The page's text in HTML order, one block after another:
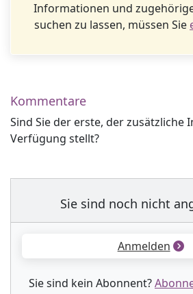
Informationen und
suchen zu lassen, müssen Sie
Kommentare
Sind Sie der erste, der zusätzliche
Verfügung stellt?
Sie sind noch nicht
Anmelden
Sie sind kein Abonnent?